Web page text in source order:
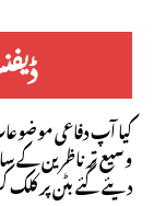
کیا آپ دفاعی
وسیع تر ناظرین کے
دیئے گئے بٹن پر